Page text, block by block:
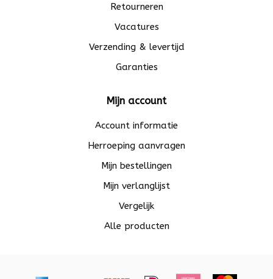
Retourneren
Vacatures
Verzending & levertijd
Garanties
Mijn account
Account informatie
Herroeping aanvragen
Mijn bestellingen
Mijn verlanglijst
Vergelijk
Alle producten